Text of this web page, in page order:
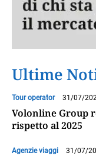
Ultime
Tour operator 31/07/
Volonline Group
rispetto al 2025
Agenzie viaggi 31/07/